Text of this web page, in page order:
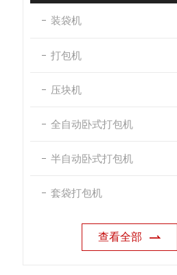
装袋机
打包机
压块机
全自动卧式打包机
半自动卧式打包机
套袋打包机
查看全部